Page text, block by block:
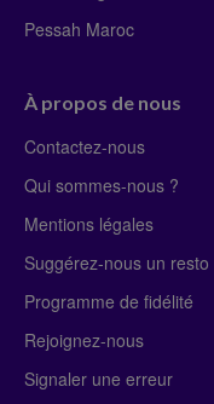
Pessah Maroc
À propos de nous
Contactez-nous
Qui sommes-nous ?
Mentions légales
Suggérez-nous un resto
Programme de fidélité
Rejoignez-nous
Signaler une erreur